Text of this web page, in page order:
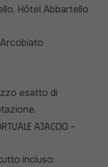
Hôtel Abbartello
esatto di
Ajaccio -
incluso: